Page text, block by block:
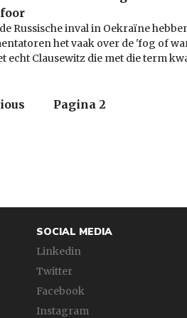
Russische inval in Oekraïne
het vaak over de 'fog of
echt Clausewitz die met die term
Pagina 2
SOCIAL MEDIA
Linkedin
Twitter
Facebook
Instagram